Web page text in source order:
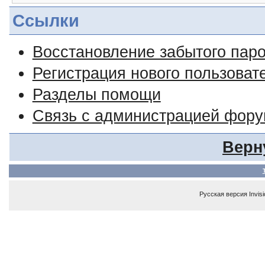
Ссылки
Восстановление забытого
Регистрация нового
Разделы помощи
Связь с администрацией
Русская версия